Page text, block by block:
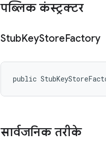
पब्लिक कंस्ट्रक्टर
StubKeyStoreFactory
public
सार्वजनिक तरीके